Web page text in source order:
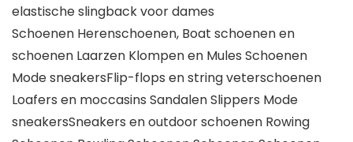
elastische slingback voor dames
Schoenen Herenschoenen, Boat schoenen en
schoenen Laarzen Klompen en Mules Schoenen
Mode sneakersFlip-flops en string veterschoenen
Loafers en moccasins Sandalen Slippers Mode
sneakersSneakers en outdoor schoenen Rowing